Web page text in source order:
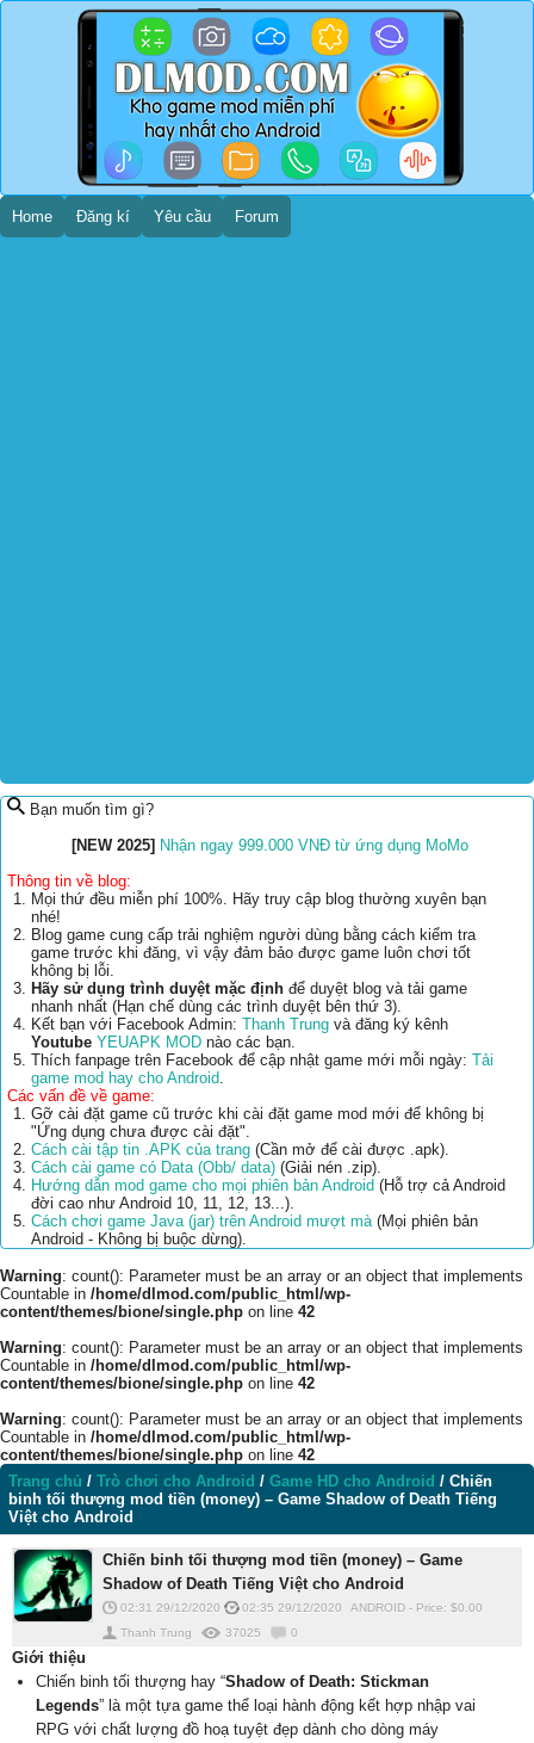
Home Đăng kí Yêu cầu Forum
Bạn muốn tìm gì?
[NEW 2025] Nhận ngay 999.000 VNĐ từ ứng dụng MoMo
Thông tin về blog:
Mọi thứ đều miễn phí 100%. Hãy truy cập blog thường xuyên bạn
nhé!
Blog game cung cấp trải nghiệm người dùng bằng cách kiểm tra
game trước khi đăng, vì vậy đảm bảo được game luôn chơi tốt
không bị lỗi.
Hãy sử dụng trình duyệt mặc định để duyệt blog và tải game
nhanh nhất (Hạn chế dùng các trình duyệt bên thứ 3).
Kết bạn với Facebook Admin: Thanh Trung và đăng ký kênh
Youtube YEUAPK MOD nào các bạn.
Thích fanpage trên Facebook để cập nhật game mới mỗi ngày: Tải
game mod hay cho Android.
Các vấn đề về game:
Gỡ cài đặt game cũ trước khi cài đặt game mod mới để không bị
"Ứng dụng chưa được cài đặt".
Cách cài tập tin .APK của trang (Cần mở để cài được .apk).
Cách cài game có Data (Obb/ data) (Giải nén .zip).
Hướng dẫn mod game cho mọi phiên bản Android (Hỗ trợ cả Android
đời cao như Android 10, 11, 12, 13...).
Cách chơi game Java (jar) trên Android mượt mà(Mọi phiên bản
Android - Không bị buộc dừng).
Warning: count(): Parameter must be an array or an object that implements
Countable in /home/dlmod.com/public_html/wp-
content/themes/bione/single.php on line 42
Warning: count(): Parameter must be an array or an object that implements
Countable in /home/dlmod.com/public_html/wp-
content/themes/bione/single.php on line 42
Warning: count(): Parameter must be an array or an object that implements
Countable in /home/dlmod.com/public_html/wp-
content/themes/bione/single.php on line 42
Trang chủ / Trò chơi cho Android / Game HD cho Android / Chiến
binh tối thượng mod tiền (money) – Game Shadow of Death Tiếng
Việt cho Android
Chiến binh tối thượng mod tiền (money) – Game
Shadow of Death Tiếng Việt cho Android
02:31 29/12/2020 02:35 29/12/2020 ANDROID - Price: $0.00
Thanh Trung
37025 0
Giới thiệu
Chiến binh tối thượng hay “Shadow of Death: Stickman
Legends” là một tựa game thể loại hành động kết hợp nhập vai
RPG với chất lượng đồ hoạ tuyệt đẹp dành cho dòng máy